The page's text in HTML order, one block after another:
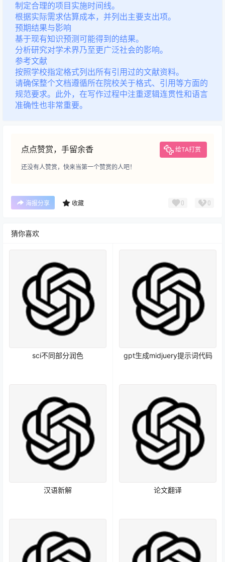
制定合理的项目实施时间线。
根据实际需求估算成本，并列出主要支出项。
预期结果与影响
基于现有知识预测可能得到的结果。
分析研究对学术界乃至更广泛社会的影响。
参考文献
按照学校指定格式列出所有引用过的文献资料。
请确保整个文档遵循所在院校关于格式、引用等方面的
规范要求。此外，在写作过程中注重逻辑连贯性和语言
准确性也非常重要。
点点赞赏，手留余香 给TA打赏
还没有人赞赏，快来当第一个赞赏的人吧！
海报分享 收藏 0 0
猜你喜欢
sci不同部分润色 gpt生成midjuery提示词代码
汉语新解 论文翻译